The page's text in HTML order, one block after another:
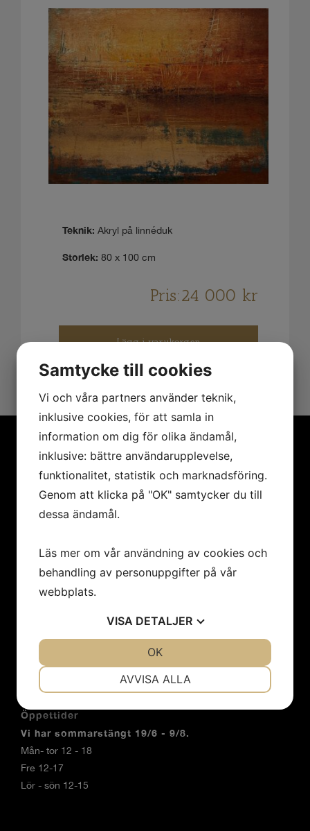
Teknik: Akryl på linnéduk
Storlek: 80 x 100 cm
Pris:24 000 kr
Lägg i varukorgen
MENY
Konstföreningar/Företag
Inbjudan
Integritetspolicy
Nyheter
Kontakt
Öppettider
Vi har sommarstängt 19/6 - 9/8.
Mån- tor 12 - 18
Fre 12-17
Lör - sön 12-15
Samtycke till cookies
Vi och våra partners använder teknik,
inklusive cookies, för att samla in
information om dig för olika ändamål,
inklusive: bättre användarupplevelse,
funktionalitet, statistik och marknadsföring.
Genom att klicka på "OK" samtycker du till
dessa ändamål.
Läs mer om vår användning av cookies och
behandling av personuppgifter på vår
webbplats.
VISA DETALJER
MARKNADSFÖRING
AVVISA ALLA
OK